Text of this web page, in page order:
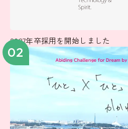
2027年卒採用を開始しました
02